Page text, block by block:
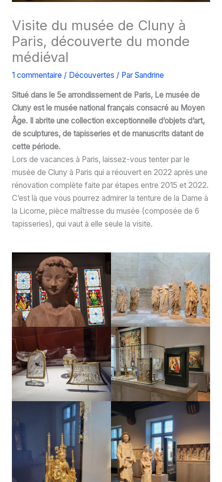
Visite du musée de Cluny à
Paris, découverte du monde
médiéval
1 commentaire / Découvertes / Par Sandrine
Situé dans le 5e arrondissement de Paris, Le musée de
Cluny est le musée national français consacré au Moyen
Âge. Il abrite une collection exceptionnelle d’objets d’art,
de sculptures, de tapisseries et de manuscrits datant de
cette période.
Lors de vacances à Paris, laissez-vous tenter par le
musée de Cluny à Paris qui a réouvert en 2022 après une
rénovation complète faite par étapes entre 2015 et 2022.
C’est là que vous pourrez admirer la tenture de la Dame à
la Licorne, pièce maîtresse du musée (composée de 6
tapisseries), qui vaut à elle seule la visite.